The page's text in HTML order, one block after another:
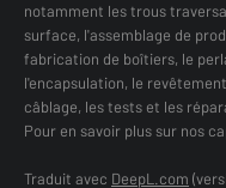
notamment les trous
surface, l'assemblage de
fabrication de boîtiers, le
l'encapsulation, le
câblage, les tests et les
Pour en savoir plus sur nos
Traduit avec DeepL.com